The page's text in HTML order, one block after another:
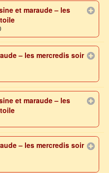
et maraude – les
– les mercredis soir
et maraude – les
– les mercredis soir